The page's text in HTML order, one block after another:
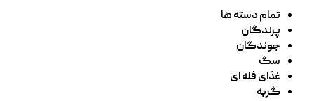
تمام دسته ها
پرندگان
جوندگان
سگ
غذای فله ای
گربه